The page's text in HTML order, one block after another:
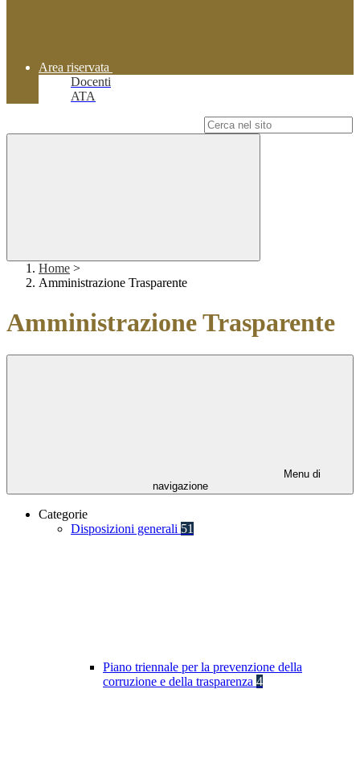
Area riservata
Docenti
ATA
Home >
Amministrazione Trasparente
Amministrazione Trasparente
Menu di
navigazione
Categorie
Disposizioni generali 51
Piano triennale per la prevenzione della
corruzione e della trasparenza 4